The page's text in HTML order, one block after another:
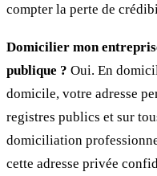
compter la perte de
Domicilier mon
publique ? Oui. En
domicile, votre adresse
registres publics et sur
domiciliation
cette adresse privée